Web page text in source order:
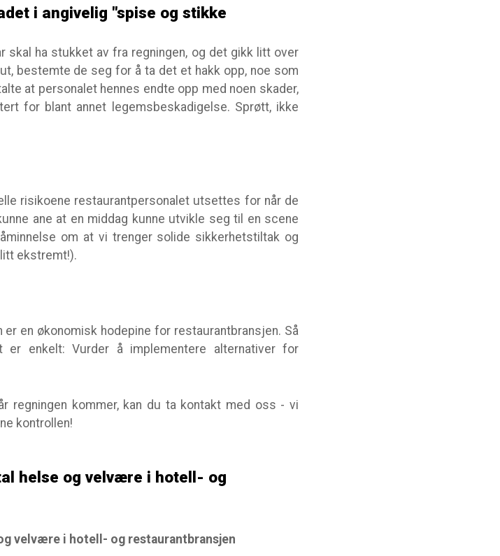
i angivelig "spise og stikke
skal ha stukket av fra regningen, og det gikk litt over
bestemte de seg for å ta det et hakk opp, noe som
at personalet hennes endte opp med noen skader,
for blant annet legemsbeskadigelse. Sprøtt, ikke
risikoene restaurantpersonalet utsettes for når de
ane at en middag kunne utvikle seg til en scene
om at vi trenger solide sikkerhetstiltak og
ekstremt!).
er en økonomisk hodepine for restaurantbransjen. Så
er enkelt: Vurder å implementere alternativer for
regningen kommer, kan du ta kontakt med oss - vi
kontrollen!
helse og velvære i hotell- og
velvære i hotell- og restaurantbransjen